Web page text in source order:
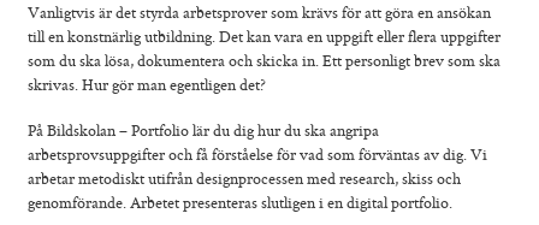
Nordiska deltagare
Allmän kurs
Bild
Foto
Vanligtvis är det styrda arbetsprover som krävs för att göra en ansökan
till en konstnärlig utbildning. Det kan vara en uppgift eller flera uppgifter
som du ska lösa, dokumentera och skicka in. Ett personligt brev som ska
skrivas. Hur gör man egentligen det?
På Bildskolan – Portfolio lär du dig hur du ska angripa
arbetsprovsuppgifter och få förståelse för vad som förväntas av dig. Vi
arbetar metodiskt utifrån designprocessen med research, skiss och
genomförande. Arbetet presenteras slutligen i en digital portfolio.